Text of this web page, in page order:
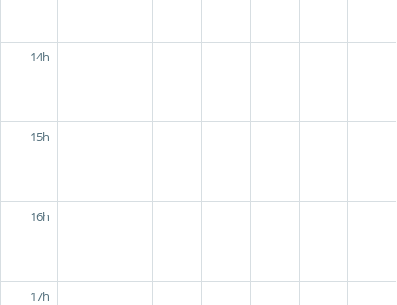
14h
15h
16h
17h